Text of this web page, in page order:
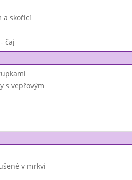
a skořicí
čaj
s vepřovým
v mrkvi